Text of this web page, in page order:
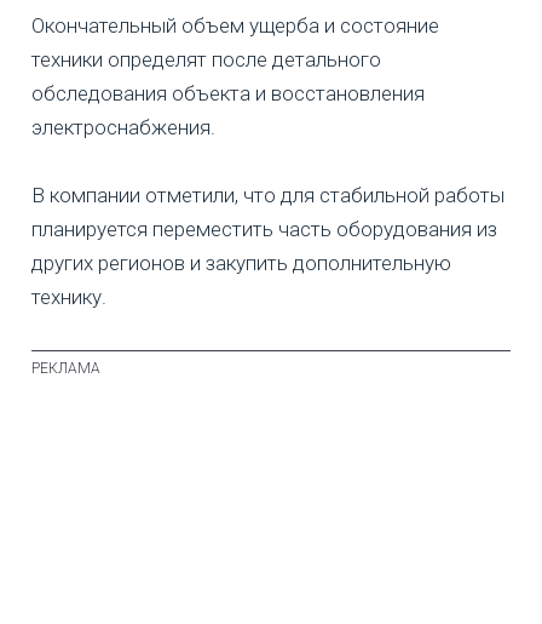
Окончательный объем ущерба и состояние
техники определят после детального
обследования объекта и восстановления
электроснабжения.
В компании отметили, что для стабильной работы
планируется переместить часть оборудования из
других регионов и закупить дополнительную
технику.